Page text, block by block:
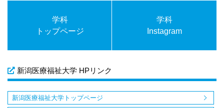
学科
トップページ
学科
Instagram
新潟医療福祉大学 HPリンク
新潟医療福祉大学トップページ